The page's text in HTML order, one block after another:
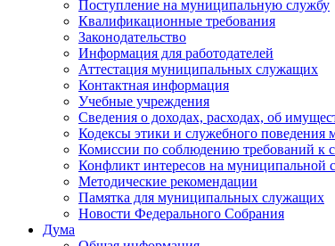
Поступление на муниципальную службу
Квалификационные требования
Законодательство
Информация для работодателей
Аттестация муниципальных служащих
Контактная информация
Учебные учреждения
Сведения о доходах, расходах, об
Кодексы этики и служебного
Комиссии по соблюдению требований к
Конфликт интересов на муниципальной
Методические рекомендации
Памятка для муниципальных служащих
Новости Федерального Cобрания
Дума